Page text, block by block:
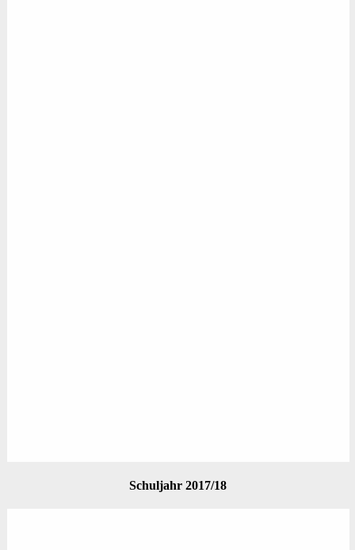
Schuljahr 2017/18